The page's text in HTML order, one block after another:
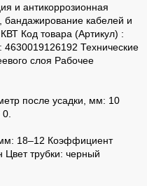
и антикоррозионная
бандажирование кабелей и
Код товара (Артикул) :
4630019126192 Технические
слоя Рабочее
после усадки, мм: 10
18–12 Коэффициент
трубки: черный